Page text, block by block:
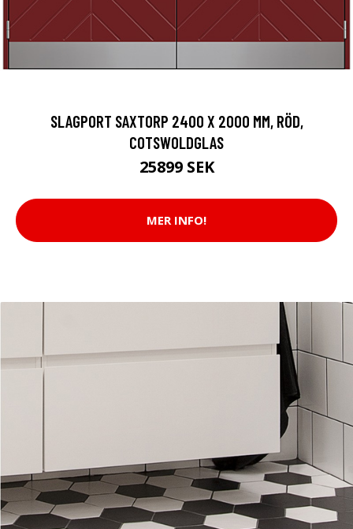
SLAGPORT SAXTORP 2400 X 2000 MM, RÖD,
COTSWOLDGLAS
25899 SEK
MER INFO!